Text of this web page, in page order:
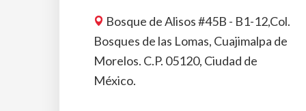
Bosque de Alisos #45B - B1-12,Col.
Bosques de las Lomas, Cuajimalpa de
Morelos. C.P. 05120, Ciudad de
México.